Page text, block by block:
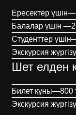
Ересектер
Балалар үшін
Студенттер
Экскурсия
Шет елден
Билет құны—800
Экскурсия